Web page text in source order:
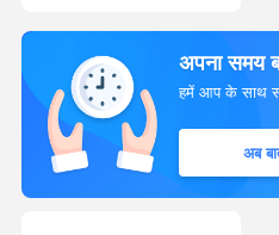
अपना समय
हमें आप के साथ
अब